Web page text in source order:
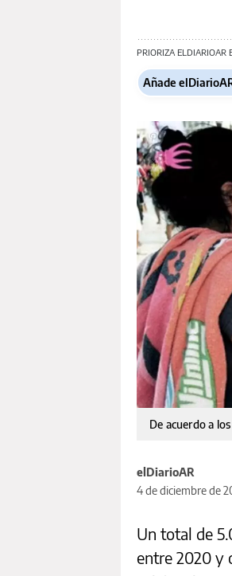
PRIORIZA ELDIARIOAR
Añade
De acuerdo a
elDiarioAR
4 de diciembre de
Un total de
entre 2020 y